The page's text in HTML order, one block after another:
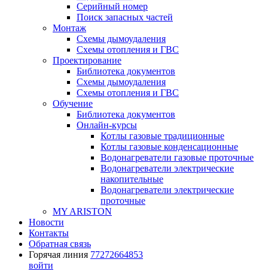
Серийный номер
Поиск запасных частей
Монтаж
Схемы дымоудаления
Схемы отопления и ГВС
Проектирование
Библиотека документов
Схемы дымоудаления
Схемы отопления и ГВС
Обучение
Библиотека документов
Онлайн-курсы
Котлы газовые традиционные
Котлы газовые конденсационные
Водонагреватели газовые проточные
Водонагреватели электрические
накопительные
Водонагреватели электрические
проточные
MY ARISTON
Новости
Контакты
Обратная связь
Горячая линия 77272664853
войти